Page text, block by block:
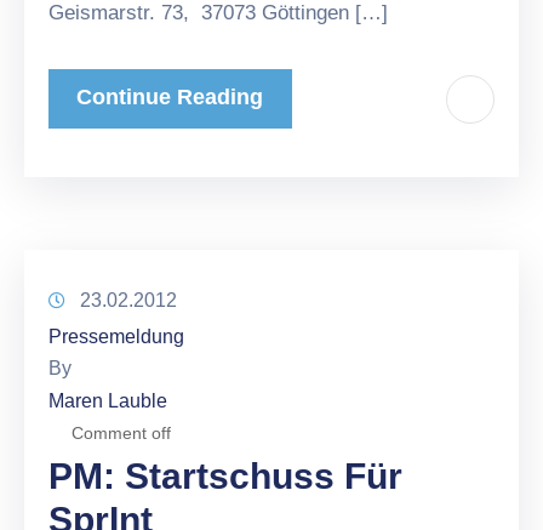
Geismarstr. 73, 37073 Göttingen […]
Continue Reading
23.02.2012
Pressemeldung
By
Maren Lauble
Comment off
PM: Startschuss Für
SprInt